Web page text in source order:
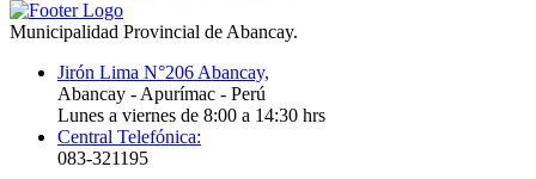
Municipalidad Provincial de Abancay.
Jirón Lima N°206 Abancay,
Abancay - Apurímac - Perú
Lunes a viernes de 8:00 a 14:30 hrs
Central Telefónica:
083-321195